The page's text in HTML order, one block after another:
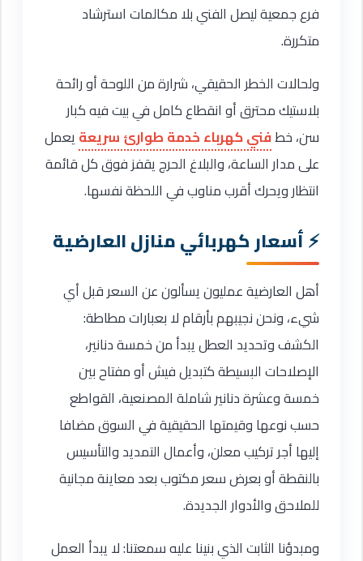
فرع جمعية ليصل الفني بلا مكالمات استرشاد
متكررة.
ولحالات الخطر الحقيقي، شرارة من اللوحة أو رائحة
بلاستيك محترق أو انقطاع كامل في بيت فيه كبار
سن، خطفني كهرباء خدمة طوارئ سريعة يعمل
على مدار الساعة، والبلاغ الحرج يقفز فوق كل قائمة
انتظار ويحرك أقرب مناوب في اللحظة نفسها.
أسعار كهربائي منازل العارضية
أهل العارضية عمليون يسألون عن السعر قبل أي
شيء، ونحن نجيبهم بأرقام لا بعبارات مطاطة:
الكشف وتحديد العطل يبدأ من خمسة دنانير،
الإصلاحات البسيطة كتبديل فيش أو مفتاح بين
خمسة وعشرة دنانير شاملة المصنعية، القواطع
حسب نوعها وقيمتها الحقيقية في السوق مضافا
إليها أجر تركيب معلن، وأعمال التمديد والتأسيس
بالنقطة أو بعرض سعر مكتوب بعد معاينة مجانية
للملاحق والأدوار الجديدة.
ومبدؤنا الثابت الذي بنينا عليه سمعتنا: لا يبدأ العمل